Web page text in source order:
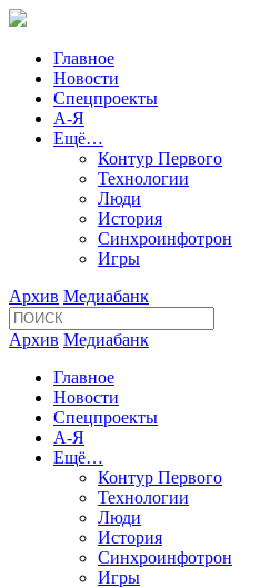
Главное
Новости
Спецпроекты
А-Я
Ещё…
Контур Первого
Технологии
Люди
История
Синхроинфотрон
Игры
Архив Медиабанк
Архив Медиабанк
Главное
Новости
Спецпроекты
А-Я
Ещё…
Контур Первого
Технологии
Люди
История
Синхроинфотрон
Игры